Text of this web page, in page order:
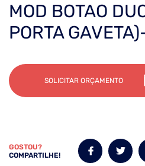
MOD BOTAO
PORTA
SOLICITAR ORÇAMENTO
GOSTOU?
COMPARTILHE!